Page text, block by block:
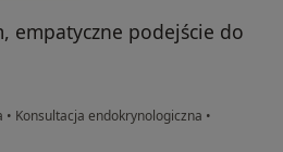
empatyczne podejście do
• Konsultacja endokrynologiczna •